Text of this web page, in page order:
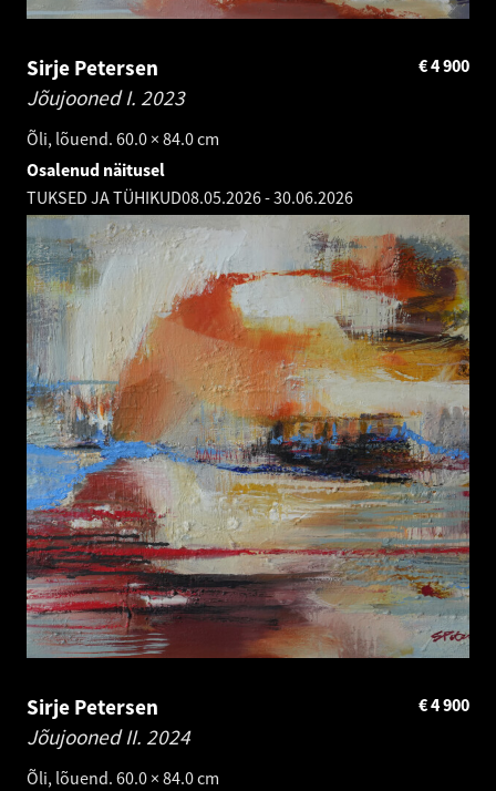
Sirje Petersen
Jõujooned I. 2023
Õli, lõuend. 60.0 × 84.0 cm
4 900
€
Osalenud näitusel
TUKSED JA TÜHIKUD08.05.2026-30.06.2026
Sirje Petersen
Jõujooned II. 2024
Õli, lõuend. 60.0 × 84.0 cm
4 900
€